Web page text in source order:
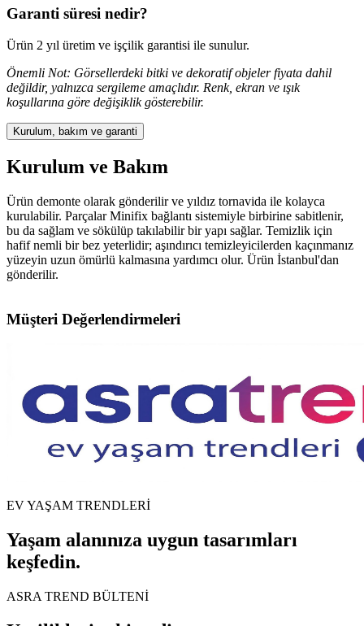
Garanti süresi nedir?
Ürün 2 yıl üretim ve işçilik garantisi ile sunulur.
Önemli Not: Görsellerdeki bitki ve dekoratif objeler fiyata dahil
değildir, yalnızca sergileme amaçlıdır. Renk, ekran ve ışık
koşullarına göre değişiklik gösterebilir.
Kurulum, bakım ve garanti
Kurulum ve Bakım
Ürün demonte olarak gönderilir ve yıldız tornavida ile kolayca
kurulabilir. Parçalar Minifix bağlantı sistemiyle birbirine sabitlenir,
bu da sağlam ve sökülüp takılabilir bir yapı sağlar. Temizlik için
hafif nemli bir bez yeterlidir; aşındırıcı temizleyicilerden kaçınmanız
yüzeyin uzun ömürlü kalmasına yardımcı olur. Ürün İstanbul'dan
gönderilir.
Müşteri Değerlendirmeleri
EV YAŞAM TRENDLERİ
Yaşam alanınıza uygun tasarımları
keşfedin.
ASRA TREND BÜLTENİ